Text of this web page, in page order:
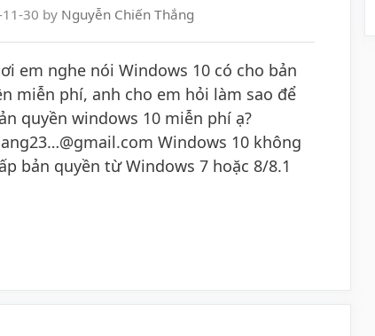
30 by Nguyễn Chiến Thắng
em nghe nói Windows 10 có cho bản
miễn phí, anh cho em hỏi làm sao để
quyền windows 10 miễn phí ạ?
Windows 10 không
bản quyền từ Windows 7 hoặc 8/8.1